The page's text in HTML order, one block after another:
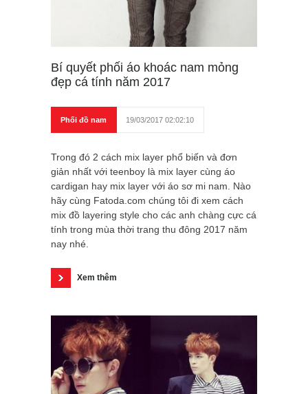
Bí quyết phối áo khoác nam mỏng
đẹp cá tính năm 2017
Phối đồ nam 19/03/2017 02:02:10
Trong đó 2 cách mix layer phổ biến và đơn
giản nhất với teenboy là mix layer cùng áo
cardigan hay mix layer với áo sơ mi nam. Nào
hãy cùng Fatoda.com chúng tôi đi xem cách
mix đồ layering style cho các anh chàng cực cá
tính trong mùa thời trang thu đông 2017 năm
nay nhé.
Xem thêm